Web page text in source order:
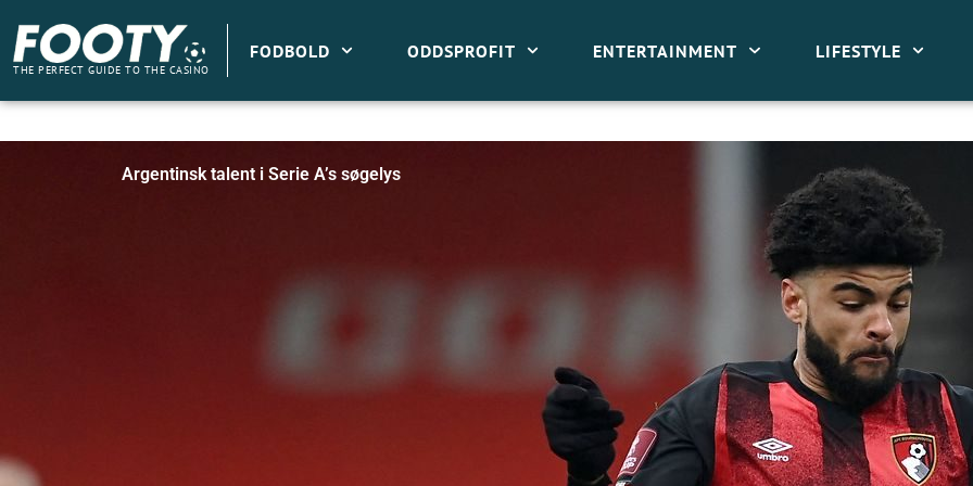
indholdet
THE PERFECT GUIDE TO THE CASINO
FODBOLD ODDSPROFIT ENTERTAINMENT LIFESTYLE
Argentinsk talent i Serie A’s søgelys